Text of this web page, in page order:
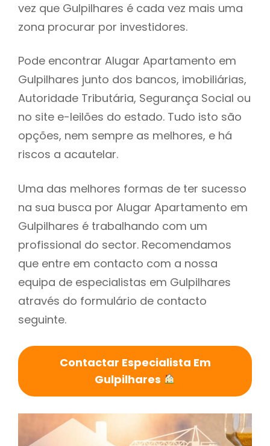
vez que Gulpilhares é cada vez mais uma
zona procurar por investidores.
Pode encontrar Alugar Apartamento em
Gulpilhares junto dos bancos, imobiliárias,
Autoridade Tributária, Segurança Social ou
no site e-leilões do estado. Tudo isto são
opções, nem sempre as melhores, e há
riscos a acautelar.
Uma das melhores formas de ter sucesso
na sua busca por Alugar Apartamento em
Gulpilhares é trabalhando com um
profissional do sector. Recomendamos
que entre em contacto com a nossa
equipa de especialistas em Gulpilhares
através do formulário de contacto
seguinte.
Contactar Especialista Em
Gulpilhares